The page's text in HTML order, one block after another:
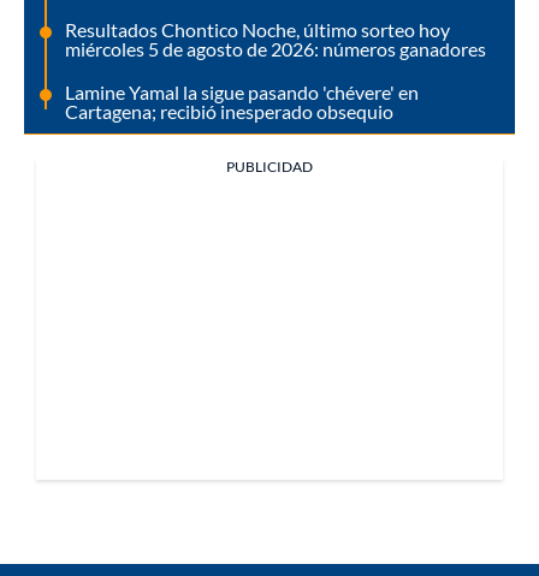
Resultados Chontico Noche, último sorteo hoy
miércoles 5 de agosto de 2026: números ganadores
Lamine Yamal la sigue pasando 'chévere' en
Cartagena; recibió inesperado obsequio
PUBLICIDAD